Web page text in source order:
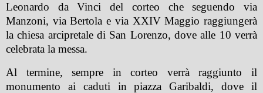
Leonardo da Vinci del corteo che seguendo via
Manzoni, via Bertola e via XXIV Maggio raggiungerà
la chiesa arcipretale di San Lorenzo, dove alle 10 verrà
celebrata la messa.
Al termine, sempre in corteo verrà raggiunto il
monumento ai caduti in piazza Garibaldi, dove il